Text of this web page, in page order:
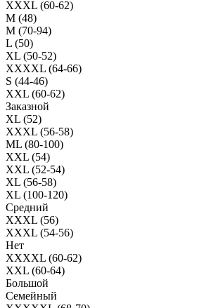
XXXL (60-62)
M (48)
M (70-94)
L (50)
XL (50-52)
XXXXL (64-66)
S (44-46)
XXL (60-62)
Заказной
XL (52)
XXXL (56-58)
ML (80-100)
XXL (54)
XXL (52-54)
XL (56-58)
XL (100-120)
Средний
XXXL (56)
XXXL (54-56)
Нет
XXXXL (60-62)
XXL (60-64)
Большой
Семейный